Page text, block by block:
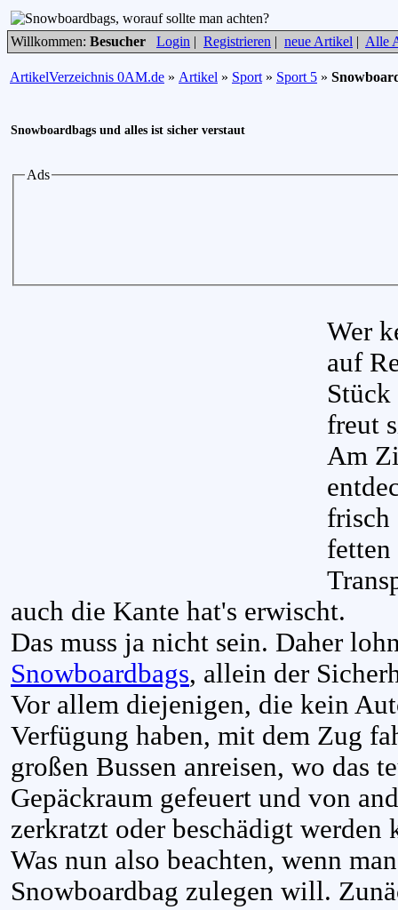
Willkommen: Besucher Login | Registrieren | neue Artikel | Alle
ArtikelVerzeichnis 0AM.de » Artikel » Sport » Sport 5 »
Snowboardbags und alles ist sicher verstaut
Ads
Wer
auf
freut
Am
frisch
fetten
auch die Kante hat's erwischt.
Das muss ja nicht sein. Daher
Snowboardbags, allein der
Vor allem diejenigen, die kein
Verfügung haben, mit dem Zug
großen Bussen anreisen, wo das
Gepäckraum gefeuert und von
zerkratzt oder beschädigt werden
Was nun also beachten, wenn
Snowboardbag zulegen will.